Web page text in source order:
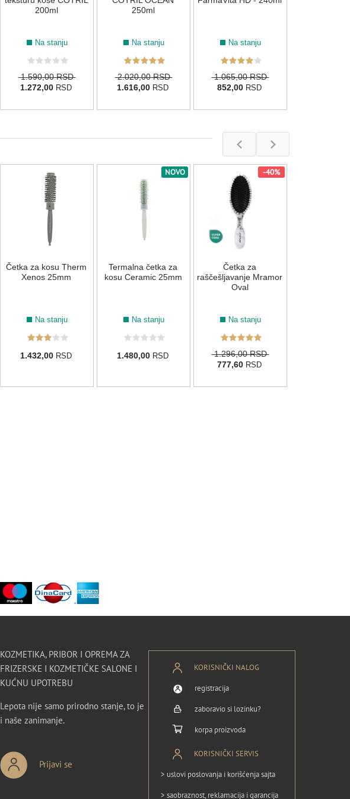
200ml
Na stanju
1.590,00 RSD
1.272,00 RSD
250ml
Na stanju
2.020,00 RSD
1.616,00 RSD
Na stanju
1.065,00 RSD
852,00 RSD
Četka za kosu Therm
Xenos 25mm
Na stanju
1.432,00 RSD
NOVO
Termalna četka za
kosu Ceramic 25mm
Na stanju
1.480,00 RSD
-40%
Četka za
raščešljavanje Mramor
Oval
Na stanju
1.296,00 RSD
777,60 RSD
KOZMETIKA, PRIBOR I OPREMA ZA
FRIZERSKE I KOZMETIČKE SALONE I
KUĆNU UPOTREBU
Lepota nije samo prirodno stanje, to je
i naše zanimanje.
Prijavi se
KORISNIČKI NALOG
registracija
zaboravio si lozinku?
korpa proizvoda
KORISNIČKI SERVIS
> uslovi poslovanja i korišćenja sajta
> saobraznost, reklamacija i garancija